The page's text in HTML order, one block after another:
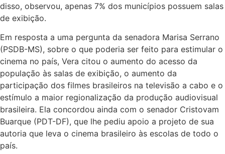
disso, observou, apenas 7% dos municípios possuem salas
de exibição.
Em resposta a uma pergunta da senadora Marisa Serrano
(PSDB-MS), sobre o que poderia ser feito para estimular o
cinema no país, Vera citou o aumento do acesso da
população às salas de exibição, o aumento da
participação dos filmes brasileiros na televisão a cabo e o
estímulo a maior regionalização da produção audiovisual
brasileira. Ela concordou ainda com o senador Cristovam
Buarque (PDT-DF), que lhe pediu apoio a projeto de sua
autoria que leva o cinema brasileiro às escolas de todo o
país.